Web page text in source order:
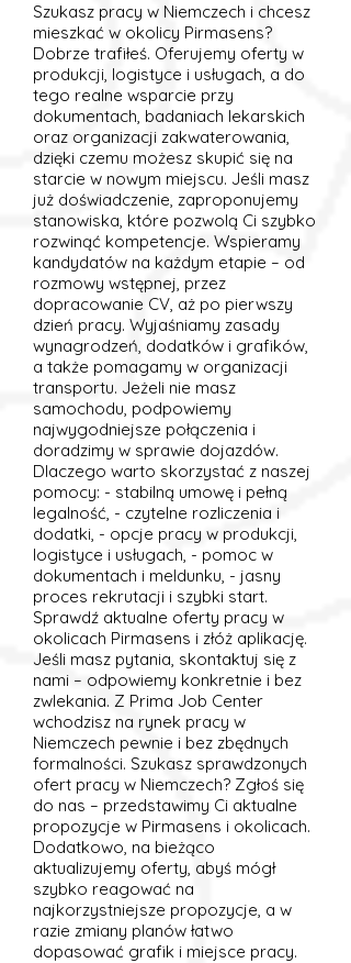
Szukasz pracy w Niemczech i chcesz
mieszkać w okolicy Pirmasens?
Dobrze trafiłeś. Oferujemy oferty w
produkcji, logistyce i usługach, a do
tego realne wsparcie przy
dokumentach, badaniach lekarskich
oraz organizacji zakwaterowania,
dzięki czemu możesz skupić się na
starcie w nowym miejscu. Jeśli masz
już doświadczenie, zaproponujemy
stanowiska, które pozwolą Ci szybko
rozwinąć kompetencje. Wspieramy
kandydatów na każdym etapie – od
rozmowy wstępnej, przez
dopracowanie CV, aż po pierwszy
dzień pracy. Wyjaśniamy zasady
wynagrodzeń, dodatków i grafików,
a także pomagamy w organizacji
transportu. Jeżeli nie masz
samochodu, podpowiemy
najwygodniejsze połączenia i
doradzimy w sprawie dojazdów.
Dlaczego warto skorzystać z naszej
pomocy: - stabilną umowę i pełną
legalność, - czytelne rozliczenia i
dodatki, - opcje pracy w produkcji,
logistyce i usługach, - pomoc w
dokumentach i meldunku, - jasny
proces rekrutacji i szybki start.
Sprawdź aktualne oferty pracy w
okolicach Pirmasens i złóż aplikację.
Jeśli masz pytania, skontaktuj się z
nami – odpowiemy konkretnie i bez
zwlekania. Z Prima Job Center
wchodzisz na rynek pracy w
Niemczech pewnie i bez zbędnych
formalności. Szukasz sprawdzonych
ofert pracy w Niemczech? Zgłoś się
do nas – przedstawimy Ci aktualne
propozycje w Pirmasens i okolicach.
Dodatkowo, na bieżąco
aktualizujemy oferty, abyś mógł
szybko reagować na
najkorzystniejsze propozycje, a w
razie zmiany planów łatwo
dopasować grafik i miejsce pracy.